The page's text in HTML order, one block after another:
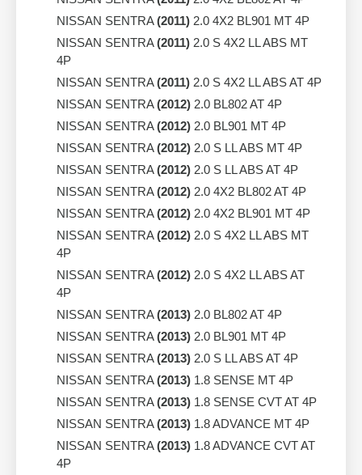
NISSAN SENTRA(2011) 2.0 4X2 BL901 MT 4P
NISSAN SENTRA(2011) 2.0 S 4X2 LL ABS MT
4P
NISSAN SENTRA(2011) 2.0 S 4X2 LL ABS AT 4P
NISSAN SENTRA(2012) 2.0 BL802 AT 4P
NISSAN SENTRA(2012) 2.0 BL901 MT 4P
NISSAN SENTRA(2012) 2.0 S LL ABS MT 4P
NISSAN SENTRA(2012) 2.0 S LL ABS AT 4P
NISSAN SENTRA(2012) 2.0 4X2 BL802 AT 4P
NISSAN SENTRA(2012) 2.0 4X2 BL901 MT 4P
NISSAN SENTRA(2012) 2.0 S 4X2 LL ABS MT
4P
NISSAN SENTRA(2012) 2.0 S 4X2 LL ABS AT
4P
NISSAN SENTRA(2013) 2.0 BL802 AT 4P
NISSAN SENTRA(2013) 2.0 BL901 MT 4P
NISSAN SENTRA(2013) 2.0 S LL ABS AT 4P
NISSAN SENTRA(2013) 1.8 SENSE MT 4P
NISSAN SENTRA(2013) 1.8 SENSE CVT AT 4P
NISSAN SENTRA(2013) 1.8 ADVANCE MT 4P
NISSAN SENTRA(2013) 1.8 ADVANCE CVT AT
4P